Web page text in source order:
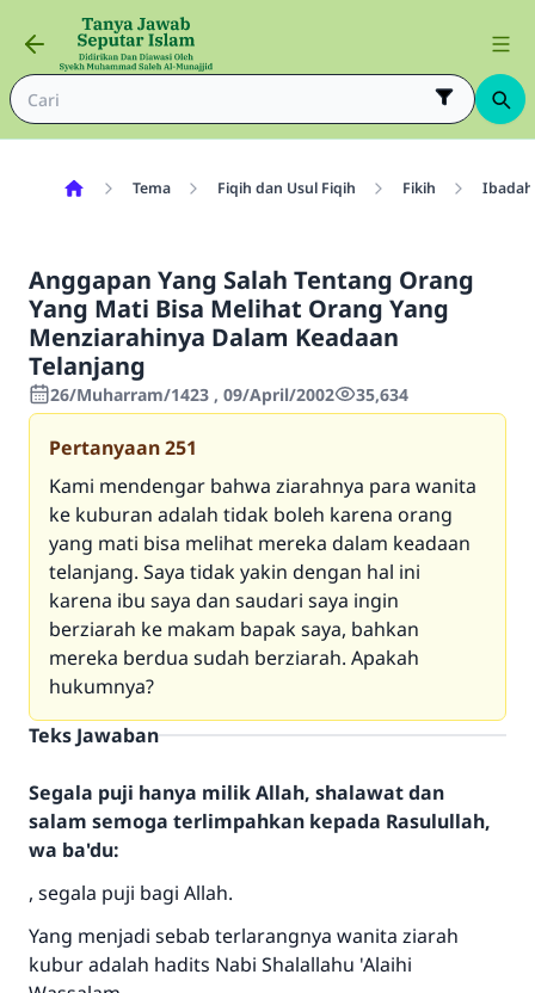
Tema Fiqih dan Usul Fiqih Fikih
Anggapan Yang Salah Tentang Orang
Yang Mati Bisa Melihat Orang Yang
Menziarahinya Dalam Keadaan
Telanjang
26/Muharram/1423 , 09/April/2002 35,634
Pertanyaan251
Kami mendengar bahwa ziarahnya para wanita
ke kuburan adalah tidak boleh karena orang
yang mati bisa melihat mereka dalam keadaan
telanjang. Saya tidak yakin dengan hal ini
karena ibu saya dan saudari saya ingin
berziarah ke makam bapak saya, bahkan
mereka berdua sudah berziarah. Apakah
hukumnya?
Teks Jawaban
Segala puji hanya milik Allah, shalawat dan
salam semoga terlimpahkan kepada Rasulullah,
wa ba'du:
, segala puji bagi Allah.
Yang menjadi sebab terlarangnya wanita ziarah
kubur adalah hadits Nabi Shalallahu 'Alaihi